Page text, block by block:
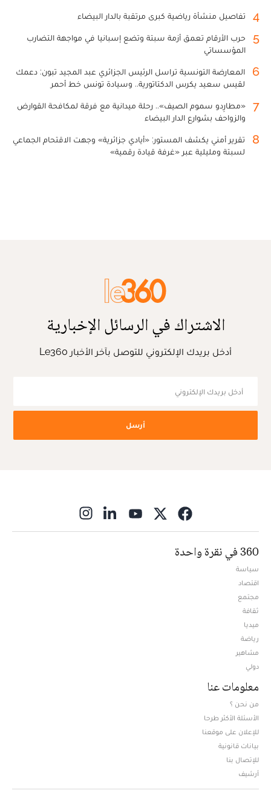
4 تفاصيل منشأة رياضية كبرى مرتقبة بالدار البيضاء
5
حرب الأرقام تعمق أزمة سبتة وتضع إسبانيا في مواجهة التضارب
المؤسساتي
6
المعارضة التونسية تراسل الرئيس الجزائري عبد المجيد تبون: دعمك
لقيس سعيد يكرس الدكتاتورية.. وسيادة تونس خط أحمر
7
«مطارِدو سموم الصيف».. رحلة ميدانية مع فرقة لمكافحة القوارض
والزواحف بشوارع الدار البيضاء
8
تقرير أمني يكشف المستور: «أيادي جزائرية» وجهت الاقتحام الجماعي
لسبتة ومليلية عبر «غرفة قيادة رقمية»
الاشتراك في الرسائل الإخبارية
أدخل بريدك الإلكتروني للتوصل بآخر الأخبار Le360
أرسل
360 في نقرة واحدة
سياسة
اقتصاد
مجتمع
ثقافة
ميديا
رياضة
مشاهير
دولي
معلومات عنا
من نحن ؟
الأسئلة الأكثر طرحا
للإعلان على موقعنا
بيانات قانونية
للإتصال بنا
أرشيف